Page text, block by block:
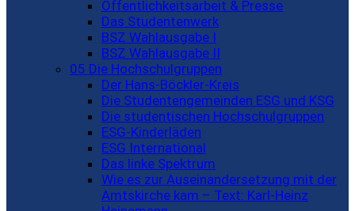
Öffentlichkeitsarbeit & Presse
Das Studentenwerk
BSZ Wahlausgabe I
BSZ Wahlausgabe II
05 Die Hochschulgruppen
Der Hans-Böckler-Kreis
Die Studentengemeinden ESG und KSG
Die studentischen Hochschulgruppen
ESG-Kinderläden
ESG International
Das linke Spektrum
Wie es zur Auseinandersetzung mit der
Amtskirche kam – Text: Karl-Heinz